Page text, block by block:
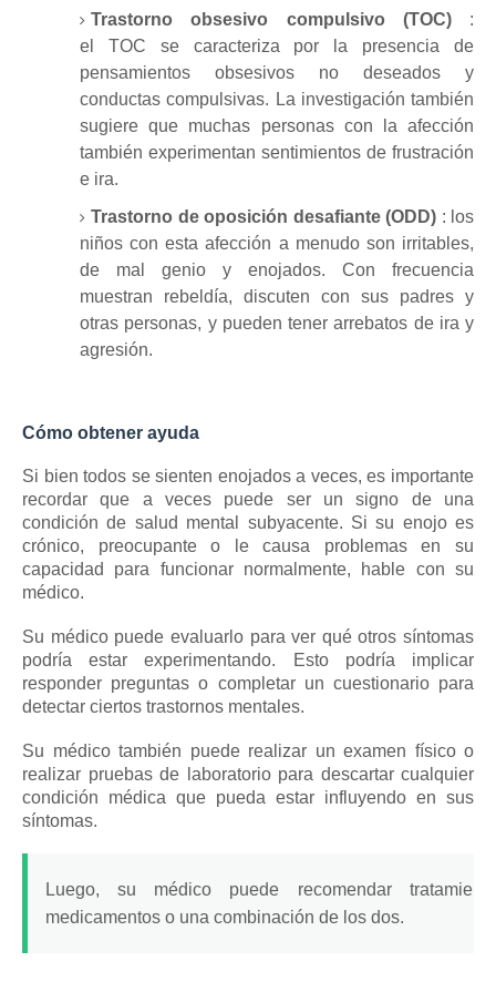
Trastorno obsesivo compulsivo (TOC):
el TOC se caracteriza por la presencia de
pensamientos obsesivos no deseados y
conductas compulsivas. La investigación también
sugiere que muchas personas con la afección
también experimentan sentimientos de frustración
e ira.
Trastorno de oposición desafiante (ODD) : los
niños con esta afección a menudo son irritables,
de mal genio y enojados. Con frecuencia
muestran rebeldía, discuten con sus padres y
otras personas, y pueden tener arrebatos de ira y
agresión.
Cómo obtener ayuda
Si bien todos se sienten enojados a veces, es importante
recordar que a veces puede ser un signo de una
condición de salud mental subyacente. Si su enojo es
crónico, preocupante o le causa problemas en su
capacidad para funcionar normalmente, hable con su
médico.
Su médico puede evaluarlo para ver qué otros síntomas
podría estar experimentando.
Esto podría implicar
responder preguntas o completar un cuestionario para
detectar ciertos trastornos mentales.
Su médico también puede realizar un examen físico o
realizar pruebas de laboratorio para descartar cualquier
condición médica que pueda estar influyendo en sus
síntomas.
Luego, su médico puede recomendar
medicamentos o una combinación de los dos.